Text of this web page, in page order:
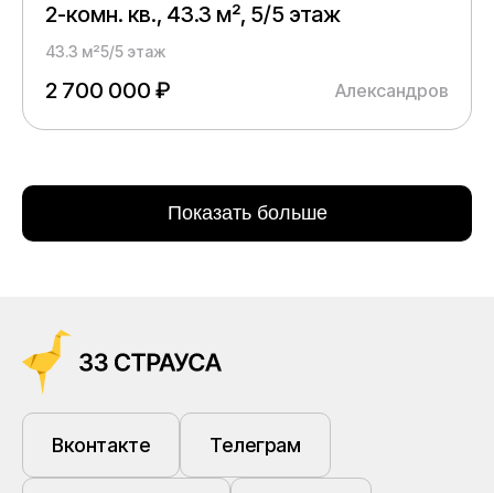
2-комн. кв., 43.3 м², 5/5 этаж
43.3 м²5/5 этаж
2 700 000 ₽ Александров
Показать больше
Вконтакте Телеграм